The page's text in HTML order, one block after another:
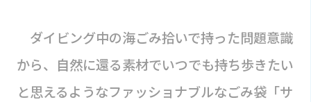
ダイビング中の海ごみ拾いで持った問題意識
から、自然に還る素材でいつでも持ち歩きたい
と思えるようなファッショナブルなごみ袋「サ